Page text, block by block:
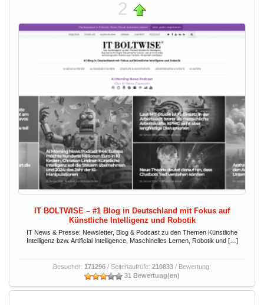
2
IT BOLTWISE – #1 Blog in Deutschland mit Fokus auf
Künstliche Intelligenz und Robotik
IT News & Presse: Newsletter, Blog & Podcast zu den Themen Künstliche
Intelligenz bzw. Artificial Intelligence, Maschinelles Lernen, Robotik und […]
Besucher: 171296 / Seitenaufrufe: 210833 / Bewertung:
31 Bewertung(en)